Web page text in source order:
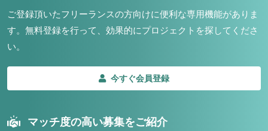
ご登録頂いたフリーランスの方向けに便利な専用機能がありま
す。 無料登録を行って、効果的にプロジェクトを探してくださ
い。
今すぐ会員登録
マッチ度の高い募集をご紹介